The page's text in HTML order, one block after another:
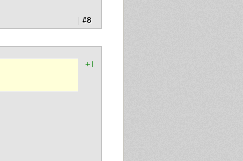
#8
+1